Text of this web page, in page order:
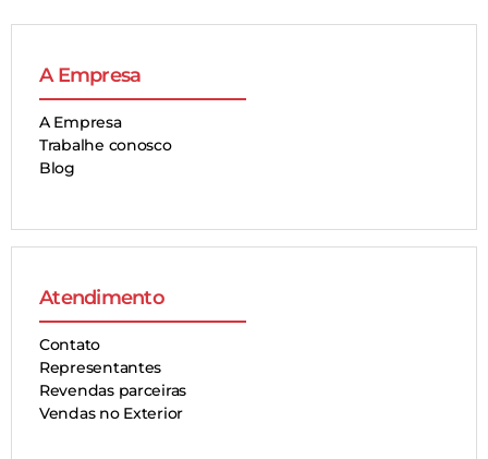
A Empresa
A Empresa
Trabalhe conosco
Blog
Atendimento
Contato
Representantes
Revendas parceiras
Vendas no Exterior